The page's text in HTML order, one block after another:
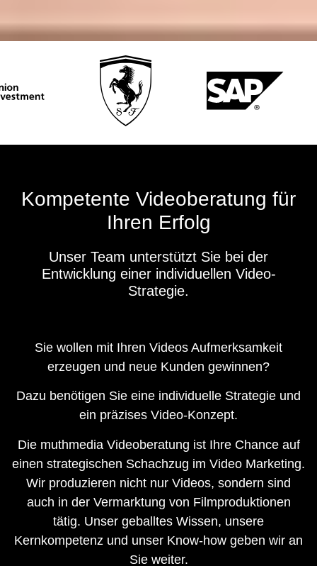
Kompetente Videoberatung für
Ihren Erfolg
Unser Team unterstützt Sie bei der
Entwicklung einer individuellen Video-
Strategie.
Sie wollen mit Ihren Videos Aufmerksamkeit
erzeugen und neue Kunden gewinnen?
Dazu benötigen Sie eine individuelle Strategie und
ein präzises Video-Konzept.
Die muthmedia Videoberatung ist Ihre Chance auf
einen strategischen Schachzug im Video Marketing.
Wir produzieren nicht nur Videos, sondern sind
auch in der Vermarktung von Filmproduktionen
tätig. Unser geballtes Wissen, unsere
Kernkompetenz und unser Know-how geben wir an
Sie weiter.